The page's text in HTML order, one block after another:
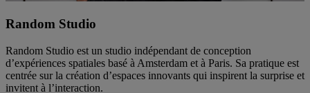
Random Studio
Random Studio est un studio indépendant de conception
d’expériences spatiales basé à Amsterdam et à Paris. Sa pratique est
centrée sur la création d’espaces innovants qui inspirent la surprise et
invitent à l’interaction.